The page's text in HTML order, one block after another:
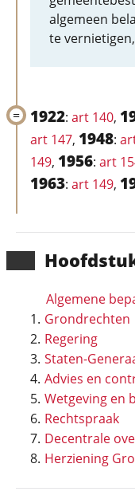
Algemene
Grondrechten
Regering
Staten-
Advies en
Wetgeving en
Rechtspraak
Decentrale
Herziening
algemeen
te
1922: art 140,
art 147, 1948:
149, 1956: art
1963: art 149,